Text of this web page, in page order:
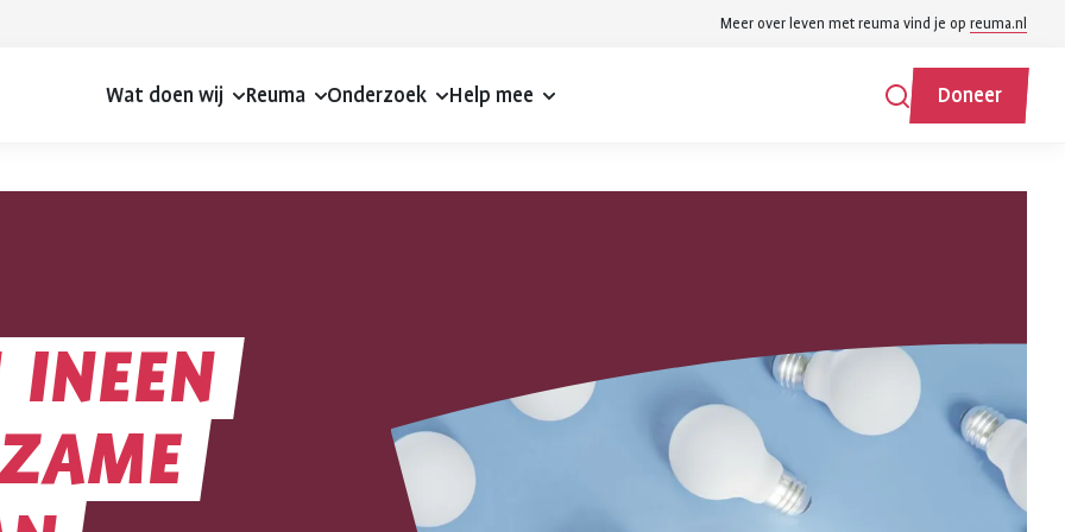
Meer over leven met reuma vind je op reuma.nl
Wat doen wij Reuma Onderzoek Help mee ZoekenDoneer
INEEN